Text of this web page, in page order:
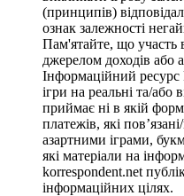
(принципів)
ознак залежності
Пам'ятайте, що участь
джерелом доходів або
Інформаційний
ігри на реальні та/або
приймає ні в якій
платежів, які
азартними іграми,
які матеріали на
korrespondent.net
інформаційних цілях.